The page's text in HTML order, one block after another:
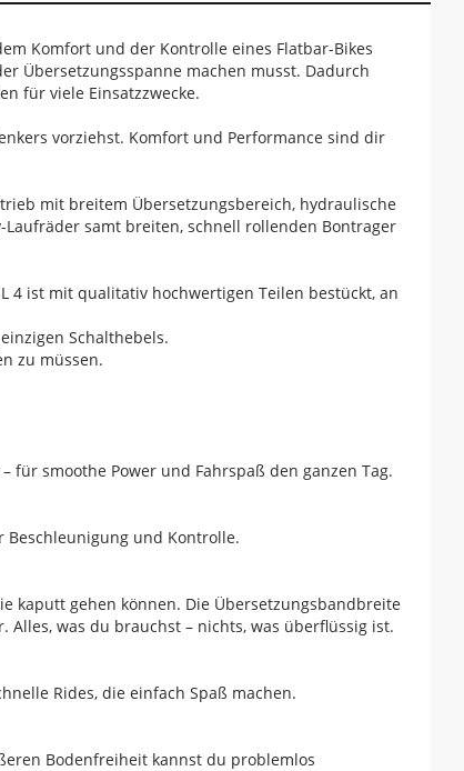
Komfort und der Kontrolle eines Flatbar-Bikes
Übersetzungsspanne machen musst. Dadurch
für viele Einsatzzwecke.
vorziehst. Komfort und Performance sind dir
mit breitem Übersetzungsbereich, hydraulische
samt breiten, schnell rollenden Bontrager
4 ist mit qualitativ hochwertigen Teilen bestückt, an
Schalthebels.
zu müssen.
smoothe Power und Fahrspaß den ganzen Tag.
Beschleunigung und Kontrolle.
kaputt gehen können. Die Übersetzungsbandbreite
was du brauchst – nichts, was überflüssig ist.
Rides, die einfach Spaß machen.
Bodenfreiheit kannst du problemlos